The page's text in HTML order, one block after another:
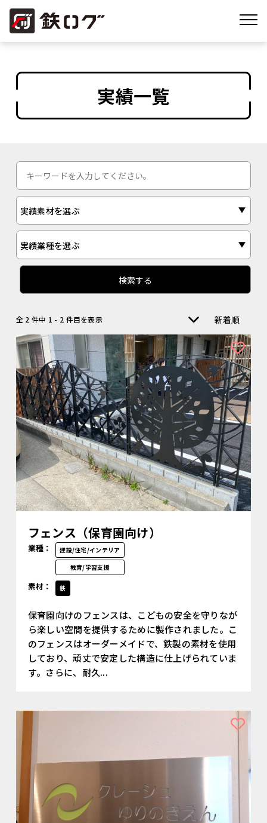
実績一覧
実績素材を選ぶ
実績業種を選ぶ
検索する
新着順
全 2 件中 1 - 2 件目を表示
フェンス（保育園向け）
業種： 建設/住宅/インテリア
教育/学習支援
素材： 鉄
保育園向けのフェンスは、こどもの安全を守りなが
ら楽しい空間を提供するために製作されました。こ
のフェンスはオーダーメイドで、鉄製の素材を使用
しており、頑丈で安定した構造に仕上げられていま
す。さらに、耐久...